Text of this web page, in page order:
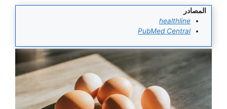
المصادر
healthline
PubMed Central